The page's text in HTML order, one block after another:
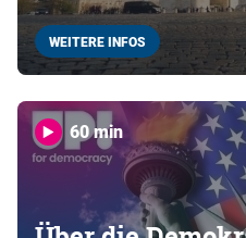
WEITERE INFOS
60 min